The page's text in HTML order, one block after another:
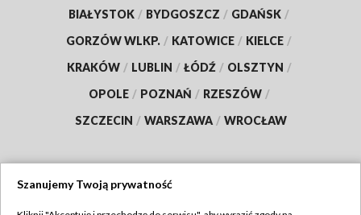
BIAŁYSTOK / BYDGOSZCZ / GDAŃSK /
GORZÓW WLKP. / KATOWICE / KIELCE /
KRAKÓW / LUBLIN / ŁÓDŹ / OLSZTYN /
OPOLE / POZNAŃ / RZESZÓW /
SZCZECIN / WARSZAWA / WROCŁAW
Szanujemy Twoją prywatność